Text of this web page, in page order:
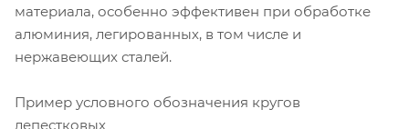
материала, особенно эффективен при обработке
алюминия, легированных, в том числе и
нержавеющих сталей.
Пример условного обозначения кругов
лепестковых